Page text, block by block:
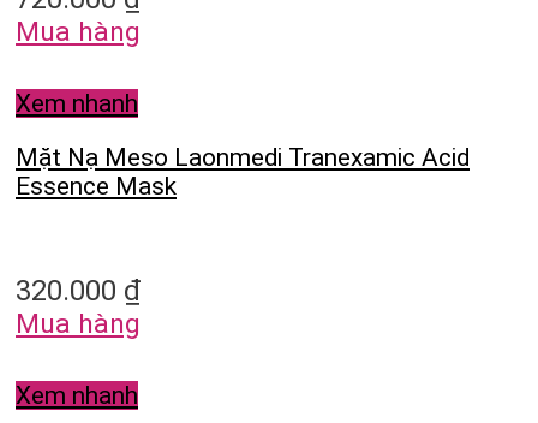
Mua hàng
Xem nhanh
Mặt Nạ Meso Laonmedi Tranexamic Acid
Essence Mask
320.000 ₫
Mua hàng
Xem nhanh